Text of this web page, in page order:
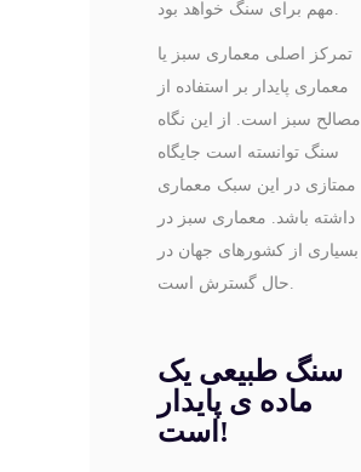
تمرکز اصلی معماری سبز یا
معماری پایدار بر استفاده از
مصالح سبز است. از این نگاه
سنگ توانسته است جایگاه
ممتازی در این سبک معماری
داشته باشد. معماری سبز در
بسیاری از کشورهای جهان در
سنگ طبیعی یک
ماده ی پایدار
است!